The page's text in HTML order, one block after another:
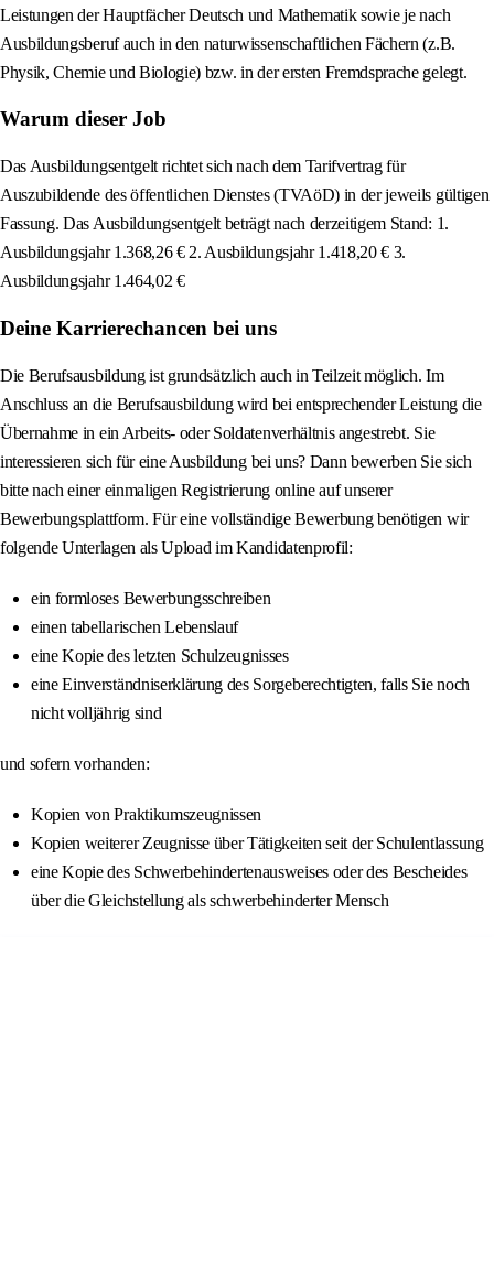
Leistungen der Hauptfächer Deutsch und Mathematik sowie je nach
Ausbildungsberuf auch in den naturwissenschaftlichen Fächern (z.B.
Physik, Chemie und Biologie) bzw. in der ersten Fremdsprache gelegt.
Warum dieser Job
Das Ausbildungsentgelt richtet sich nach dem Tarifvertrag für
Auszubildende des öffentlichen Dienstes (TVAöD) in der jeweils gültigen
Fassung. Das Ausbildungsentgelt beträgt nach derzeitigem Stand: 1.
Ausbildungsjahr 1.368,26 € 2. Ausbildungsjahr 1.418,20 € 3.
Ausbildungsjahr 1.464,02 €
Deine Karrierechancen bei uns
Die Berufsausbildung ist grundsätzlich auch in Teilzeit möglich. Im
Anschluss an die Berufsausbildung wird bei entsprechender Leistung die
Übernahme in ein Arbeits- oder Soldatenverhältnis angestrebt. Sie
interessieren sich für eine Ausbildung bei uns? Dann bewerben Sie sich
bitte nach einer einmaligen Registrierung online auf unserer
Bewerbungsplattform. Für eine vollständige Bewerbung benötigen wir
folgende Unterlagen als Upload im Kandidatenprofil:
ein formloses Bewerbungsschreiben
einen tabellarischen Lebenslauf
eine Kopie des letzten Schulzeugnisses
eine Einverständniserklärung des Sorgeberechtigten, falls Sie noch
nicht volljährig sind
und sofern vorhanden:
Kopien von Praktikumszeugnissen
Kopien weiterer Zeugnisse über Tätigkeiten seit der Schulentlassung
eine Kopie des Schwerbehindertenausweises oder des Bescheides
über die Gleichstellung als schwerbehinderter Mensch